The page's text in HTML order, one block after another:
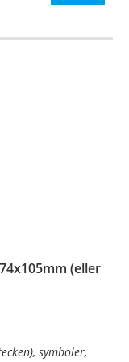
(eller
symboler,